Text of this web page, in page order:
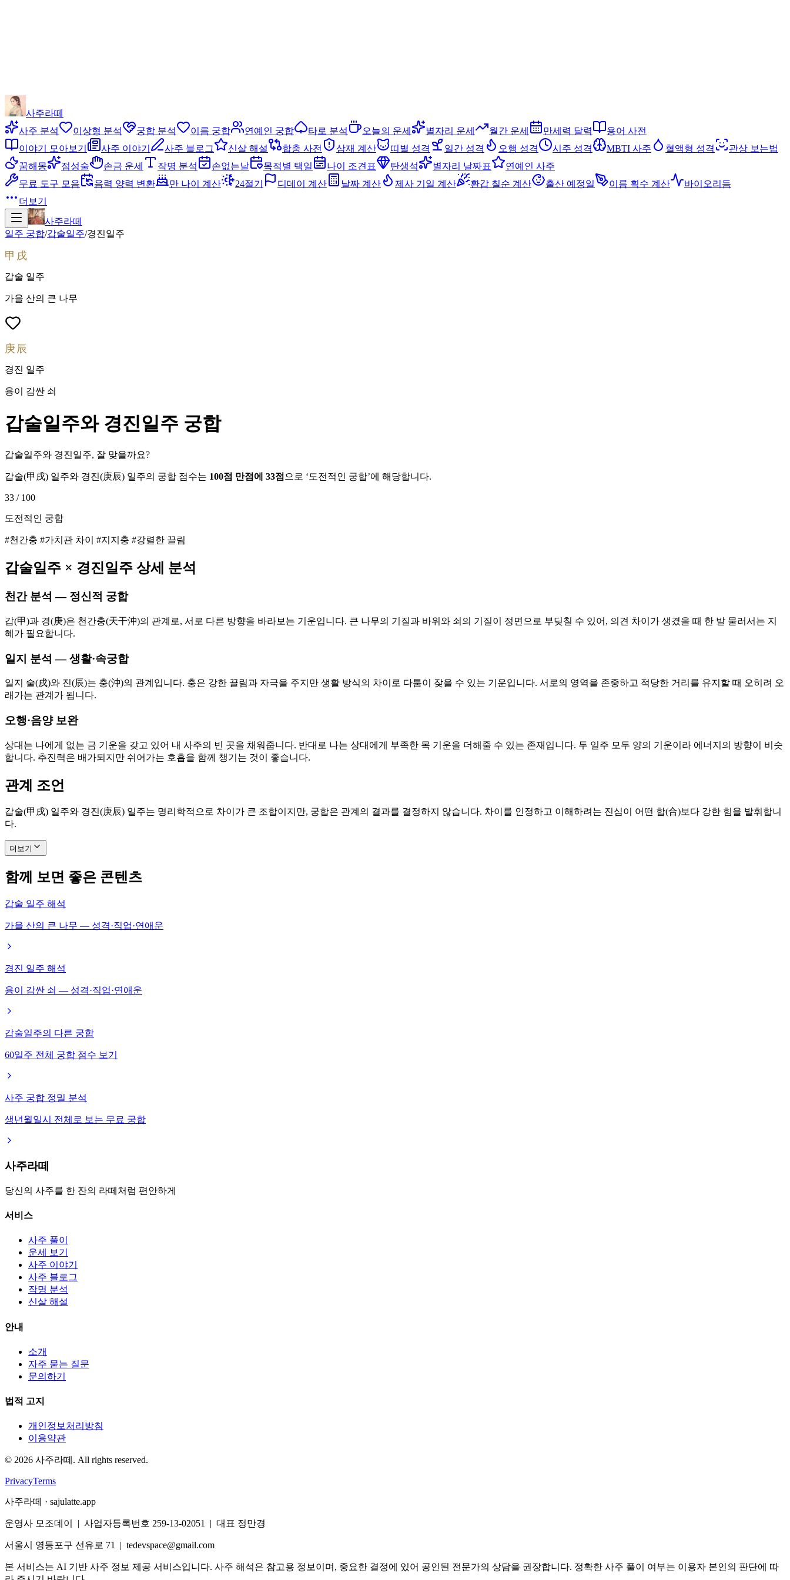
사주라떼
사주 분석
이상형 분석 궁합 분석 이름 궁합 연예인 궁합 타로 분석 오늘의 운세 별자리 운세 월간 운세 만세력 달력
용어 사전
이야기 모아보기
사주 이야기 사주 블로그 신살 해설 합충 사전 삼재 계산 띠별 성격 일간 성격 오행 성격 시주 성격 MBTI 사주 혈액형 성격
관상 보는법
꿈해몽
점성술 손금 운세 작명 분석 손없는날 목적별 택일 나이 조견표 탄생석 별자리 날짜표
연예인 사주
무료 도구 모음
음력 양력 변환 만 나이 계산 24절기 디데이 계산 날짜 계산 제사 기일 계산 환갑 칠순 계산 출산 예정일 이름 획수 계산
바이오리듬
더보기
사주라떼
일주 궁합/갑술일주/경진일주
甲戌
갑술 일주
가을 산의 큰 나무
庚辰
경진 일주
용이 감싼 쇠
갑술일주와 경진일주 궁합
갑술일주와 경진일주, 잘 맞을까요?
갑술(甲戌) 일주와 경진(庚辰) 일주의 궁합 점수는 100점 만점에 33점 으로 ‘도전적인 궁합’에 해당합니다.
33 / 100
도전적인 궁합
#천간충 #가치관 차이 #지지충 #강렬한 끌림
갑술일주 × 경진일주 상세 분석
천간 분석 — 정신적 궁합
갑(甲)과 경(庚)은 천간충(天干沖)의 관계로, 서로 다른 방향을 바라보는 기운입니다. 큰 나무의 기질과 바위와 쇠의 기질이 정면으로 부딪칠 수 있어, 의견 차이가 생겼을 때 한 발 물러서는 지
혜가 필요합니다.
일지 분석 — 생활·속궁합
일지 술(戌)와 진(辰)는 충(沖)의 관계입니다. 충은 강한 끌림과 자극을 주지만 생활 방식의 차이로 다툼이 잦을 수 있는 기운입니다. 서로의 영역을 존중하고 적당한 거리를 유지할 때 오히려 오
래가는 관계가 됩니다.
오행·음양 보완
상대는 나에게 없는 금 기운을 갖고 있어 내 사주의 빈 곳을 채워줍니다. 반대로 나는 상대에게 부족한 목 기운을 더해줄 수 있는 존재입니다. 두 일주 모두 양의 기운이라 에너지의 방향이 비슷
합니다. 추진력은 배가되지만 쉬어가는 호흡을 함께 챙기는 것이 좋습니다.
관계 조언
갑술(甲戌) 일주와 경진(庚辰) 일주는 명리학적으로 차이가 큰 조합이지만, 궁합은 관계의 결과를 결정하지 않습니다. 차이를 인정하고 이해하려는 진심이 어떤 합(合)보다 강한 힘을 발휘합니
다.
더보기
함께 보면 좋은 콘텐츠
갑술 일주 해석
가을 산의 큰 나무 — 성격·직업·연애운
경진 일주 해석
용이 감싼 쇠 — 성격·직업·연애운
갑술일주의 다른 궁합
60일주 전체 궁합 점수 보기
사주 궁합 정밀 분석
생년월일시 전체로 보는 무료 궁합
사주라떼
당신의 사주를 한 잔의 라떼처럼 편안하게
서비스
사주 풀이
운세 보기
사주 이야기
사주 블로그
작명 분석
신살 해설
안내
소개
자주 묻는 질문
문의하기
법적 고지
개인정보처리방침
이용약관
© 2026 사주라떼. All rights reserved.
PrivacyTerms
사주라떼 · sajulatte.app
운영사 모조데이 | 사업자등록번호 259-13-02051 | 대표 정만경
서울시 영등포구 선유로 71 | tedevspace@gmail.com
본 서비스는 AI 기반 사주 정보 제공 서비스입니다. 사주 해석은 참고용 정보이며, 중요한 결정에 있어 공인된 전문가의 상담을 권장합니다. 정확한 사주 풀이 여부는 이용자 본인의 판단에 따